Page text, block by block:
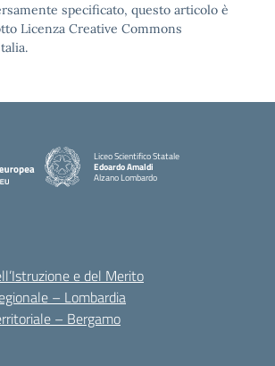
specificato, questo articolo è
Licenza Creative Commons
Liceo Scientifico Statale
Edoardo Amaldi
Alzano Lombardo
e del Merito
– Lombardia
– Bergamo